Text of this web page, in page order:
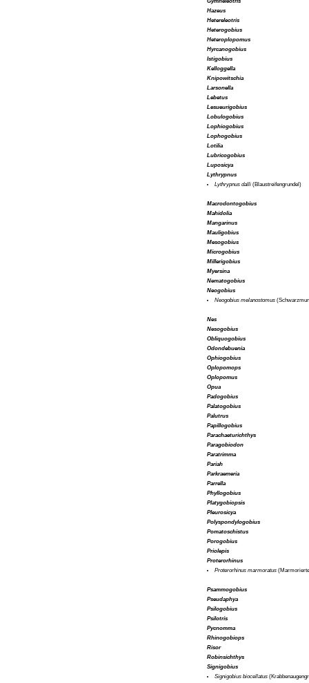
Hazeus
Hetereleotris
Heterogobius
Heteroplopomus
Hyrcanogobius
Istigobius
Kelloggella
Knipowitschia
Larsonella
Lebetus
Lesueurigobius
Lobulogobius
Lophiogobius
Lophogobius
Lotilia
Lubricogobius
Luposicya
Lythrypnus
Lythrypnus dalli (Blaustreifengrundel)
Macrodontogobius
Mahidolia
Mangarinus
Mauligobius
Mesogobius
Microgobius
Millerigobius
Myersina
Nematogobius
Neogobius
Neogobius melanostomus
Nes
Nesogobius
Obliquogobius
Odondebuenia
Ophiogobius
Oplopomops
Oplopomus
Opua
Padogobius
Palatogobius
Palutrus
Papillogobius
Parachaeturichthys
Paragobiodon
Paratrimma
Pariah
Parkraemeria
Parrella
Phyllogobius
Platygobiopsis
Pleurosicya
Polyspondylogobius
Pomatoschistus
Porogobius
Priolepis
Proterorhinus
Proterorhinus marmoratus
Psammogobius
Pseudaphya
Psilogobius
Psilotris
Pycnomma
Rhinogobiops
Risor
Robinsichthys
Signigobius
Signigobius biocellatus